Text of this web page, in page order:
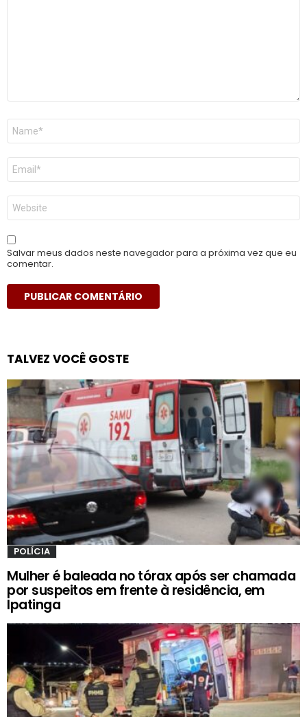
Nome
E-
mail
*
Site
Salvar meus dados neste navegador para a próxima vez que eu
comentar.
TALVEZ VOCÊ GOSTE
POLÍCIA
Mulher é baleada no tórax após ser chamada
por suspeitos em frente à residência, em
Ipatinga